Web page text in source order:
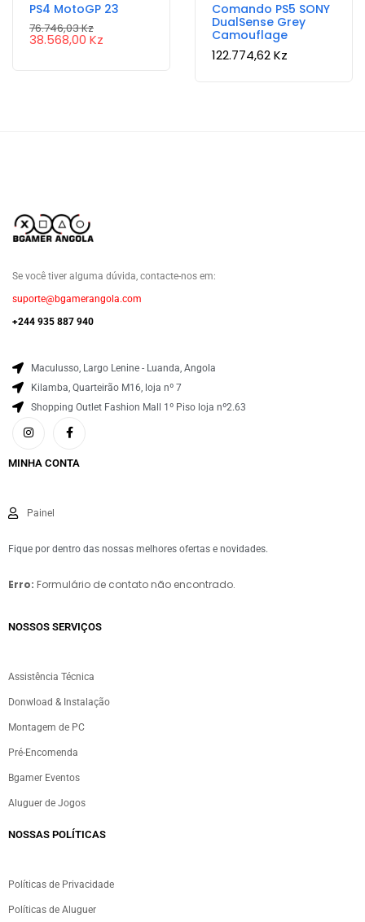
PS4 MotoGP 23
76.746,03Kz
38.568,00 Kz
Comando PS5 SONY
DualSense Grey
Camouflage
122.774,62Kz
Se você tiver alguma dúvida, contacte-nos em:
suporte@bgamerangola.com
+244 935 887 940
Maculusso, Largo Lenine - Luanda, Angola
Kilamba, Quarteirão M16, loja nº 7
Shopping Outlet Fashion Mall 1º Piso loja nº2.63
MINHA CONTA
Painel
Fique por dentro das nossas melhores ofertas e novidades.
Erro: Formulário de contato não encontrado.
NOSSOS SERVIÇOS​
Assistência Técnica
Donwload & Instalação
Montagem de PC
Pré-Encomenda
Bgamer Eventos
Aluguer de Jogos
NOSSAS POLÍTICAS
Políticas de Privacidade
Políticas de Aluguer